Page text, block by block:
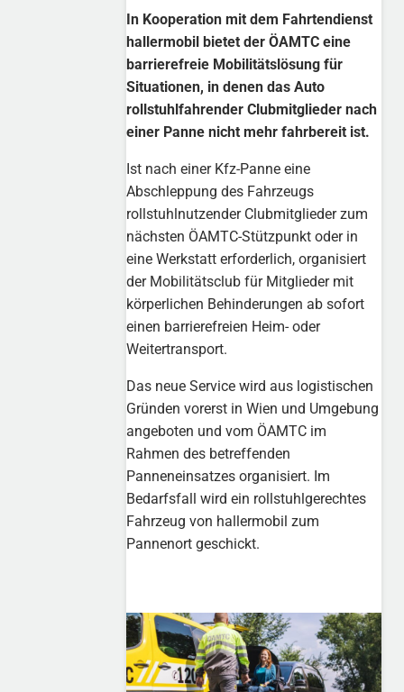
In Kooperation mit dem Fahrtendienst
hallermobil bietet der ÖAMTC eine
barrierefreie Mobilitätslösung für
Situationen, in denen das Auto
rollstuhlfahrender Clubmitglieder nach
einer Panne nicht mehr fahrbereit ist.
Ist nach einer Kfz-Panne eine
Abschleppung des Fahrzeugs
rollstuhlnutzender Clubmitglieder zum
nächsten ÖAMTC-Stützpunkt oder in
eine Werkstatt erforderlich, organisiert
der Mobilitätsclub für Mitglieder mit
körperlichen Behinderungen ab sofort
einen barrierefreien Heim- oder
Weitertransport.
Das neue Service wird aus logistischen
Gründen vorerst in Wien und Umgebung
angeboten und vom ÖAMTC im
Rahmen des betreffenden
Panneneinsatzes organisiert. Im
Bedarfsfall wird ein rollstuhlgerechtes
Fahrzeug von hallermobil zum
Pannenort geschickt.